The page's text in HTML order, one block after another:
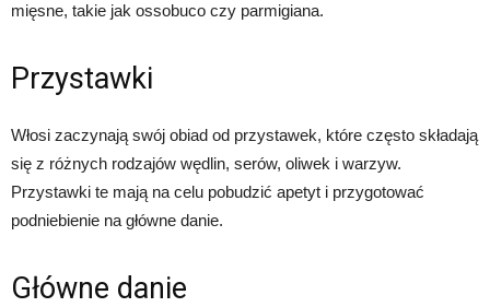
mięsne, takie jak ossobuco czy parmigiana.
Przystawki
Włosi zaczynają swój obiad od przystawek, które często składają
się z różnych rodzajów wędlin, serów, oliwek i warzyw.
Przystawki te mają na celu pobudzić apetyt i przygotować
podniebienie na główne danie.
Główne danie